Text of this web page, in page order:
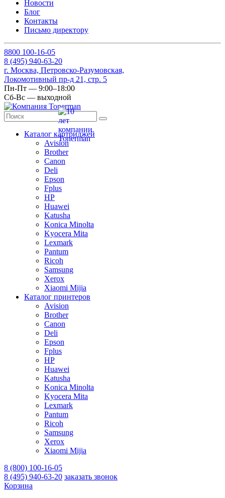
Новости
Блог
Контакты
Письмо директору
8800 100-16-05
8 (495) 940-63-20
г. Москва, Петровско-Разумовская,
Локомотивный пр-д 21, стр. 5
Пн-Пт — 9:00–18:00
Сб-Вс — выходной
Каталог картриджей
Avision
Brother
Canon
Deli
Epson
Fplus
HP
Huawei
Katusha
Konica Minolta
Kyocera Mita
Lexmark
Pantum
Ricoh
Samsung
Xerox
Xiaomi Mijia
Каталог принтеров
Avision
Brother
Canon
Deli
Epson
Fplus
HP
Huawei
Katusha
Konica Minolta
Kyocera Mita
Lexmark
Pantum
Ricoh
Samsung
Xerox
Xiaomi Mijia
8 (800) 100-16-05
8 (495) 940-63-20 заказать звонок
Корзина